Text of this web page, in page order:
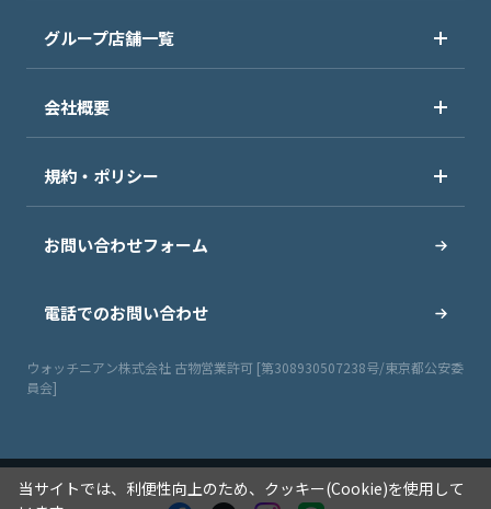
グループ店舗一覧
会社概要
規約・ポリシー
お問い合わせフォーム
電話でのお問い合わせ
ウォッチニアン株式会社 古物営業許可 [第308930507238号/東京都公安委
員会]
当サイトでは、利便性向上のため、クッキー(Cookie)を使用して